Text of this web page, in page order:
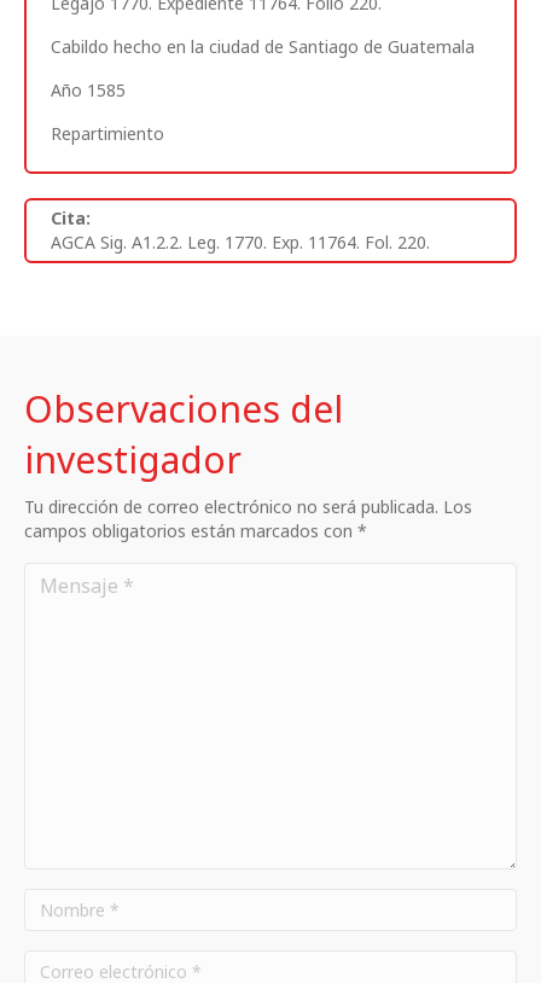
Cabildo hecho en la ciudad de Santiago de Guatemala
Año 1585
Repartimiento
Cita:
AGCA Sig. A1.2.2. Leg. 1770. Exp. 11764. Fol. 220.
Observaciones del
investigador
Tu dirección de correo electrónico no será publicada. Los
campos obligatorios están marcados con *